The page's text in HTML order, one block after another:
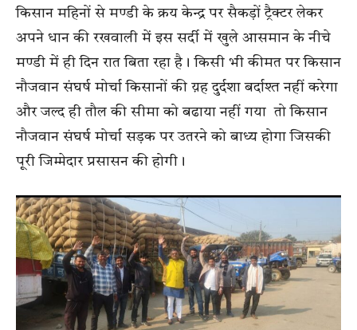
किसान महिनों से मण्डी के क्रय केन्द्र पर सैकड़ों ट्रैक्टर लेकर
अपने धान की रखवाली में इस सर्दी में खुले आसमान के नीचे
मण्डी में ही दिन रात बिता रहा है। किसी भी कीमत पर किसान
नौजवान संघर्ष मोर्चा किसानों की य़ह दुर्दशा बर्दाश्त नहीं करेगा
और जल्द ही तौल की सीमा को बढाया नहीं गया तो किसान
नौजवान संघर्ष मोर्चा सड़क पर उतरने को बाध्य होगा जिसकी
पूरी जिम्मेदार प्रसासन की होगी।